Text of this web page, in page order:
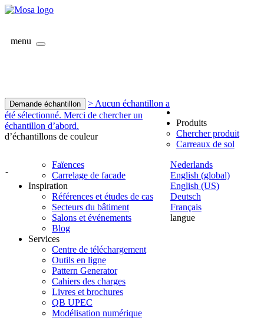
menu
Demande échantillon
> Aucun échantillon a
été sélectionné. Merci de chercher un
échantillon d’abord.
d’échantillons de couleur
-
Nederlands
English (global)
English (US)
Deutsch
Français
langue
Produits
Chercher produit
Carreaux de sol
Faïences
Carrelage de facade
Inspiration
Références et études de cas
Secteurs du bâtiment
Salons et événements
Blog
Services
Centre de téléchargement
Outils en ligne
Pattern Generator
Cahiers des charges
Livres et brochures
QB UPEC
Modélisation numérique